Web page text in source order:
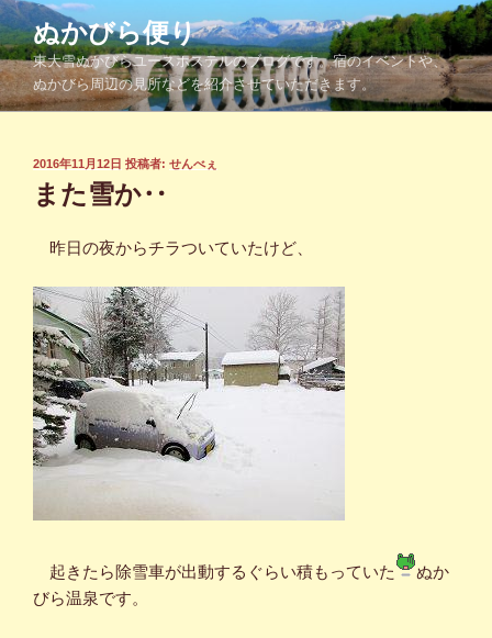
コ
ン
テ
ン
ツ
ぬかびら便り
東大雪ぬかびらユースホステルのブログです。宿のイベントや、
ぬかびら周辺の見所などを紹介させていただきます。
投
日:
2016年11月12日 投稿者: せんべぇ
また雪か‥
昨日の夜からチラついていたけど、
起きたら除雪車が出動するぐらい積もっていた
ぬか
びら温泉です。